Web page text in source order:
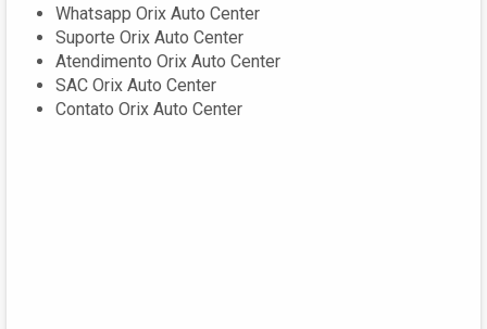
Whatsapp Orix Auto Center
Suporte Orix Auto Center
Atendimento Orix Auto Center
SAC Orix Auto Center
Contato Orix Auto Center